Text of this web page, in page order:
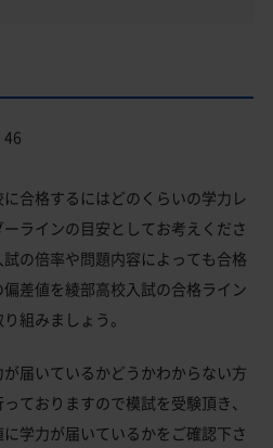
46
合格するにはどのくらいの学力レ
ラインの目安としてお考えくださ
の倍率や問題内容によっても合格
差値を綾部高校入試の合格ライン
組みましょう。
届いているかどうかわからない方
ておりますので模試を受験頂き、
学力が届いているかをご確認下さ